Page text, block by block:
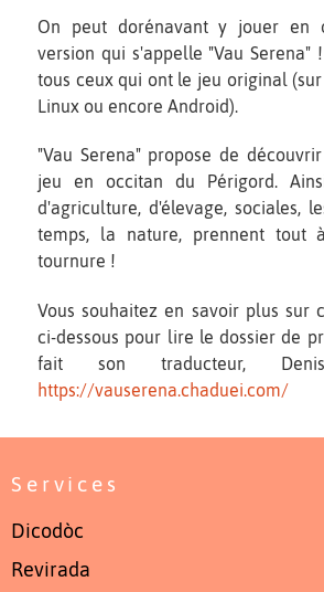
On peut dorénavant y jouer en
version qui s'appelle "Vau Serena"
tous ceux qui ont le jeu original (sur
Linux ou encore Android).
"Vau Serena" propose de
jeu en occitan du Périgord.
d'agriculture, d'élevage, sociales,
temps, la nature, prennent tout
tournure !
Vous souhaitez en savoir plus sur
ci-dessous pour lire le dossier de
fait son traducteur,
https://vauserena.chaduei.com/
Services
Dicodòc
Revirada